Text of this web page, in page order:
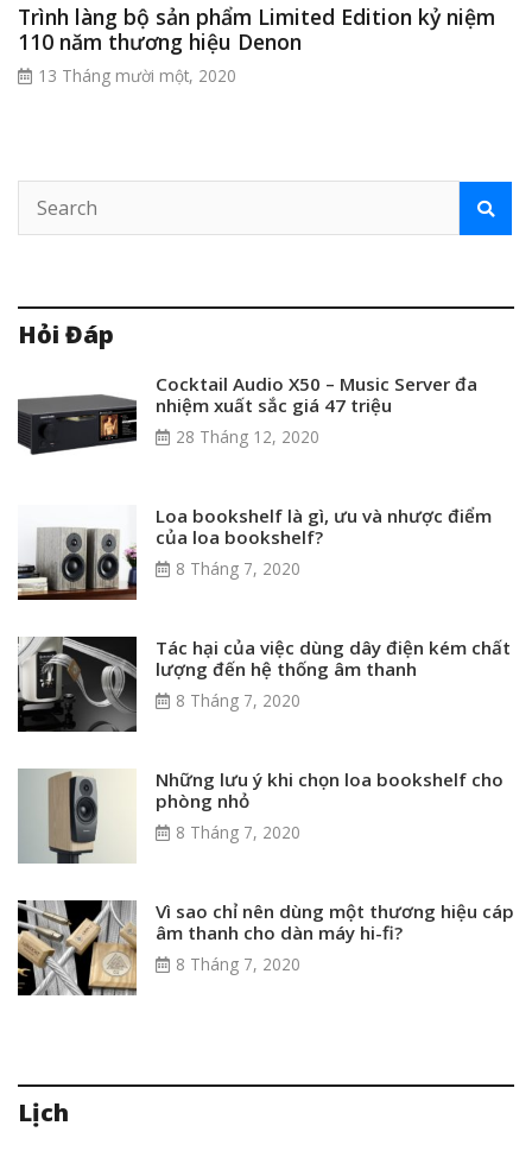
Trình làng bộ sản phẩm Limited Edition kỷ niệm
110 năm thương hiệu Denon
13 Tháng mười một, 2020
Hỏi Đáp
Cocktail Audio X50 – Music Server đa
nhiệm xuất sắc giá 47 triệu
28 Tháng 12, 2020
Loa bookshelf là gì, ưu và nhược điểm
của loa bookshelf?
8 Tháng 7, 2020
Tác hại của việc dùng dây điện kém chất
lượng đến hệ thống âm thanh
8 Tháng 7, 2020
Những lưu ý khi chọn loa bookshelf cho
phòng nhỏ
8 Tháng 7, 2020
Vì sao chỉ nên dùng một thương hiệu cáp
âm thanh cho dàn máy hi-fi?
8 Tháng 7, 2020
Lịch